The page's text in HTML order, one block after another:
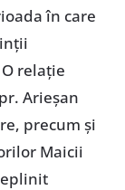
în care
relație
Arieșan
precum și
Maicii